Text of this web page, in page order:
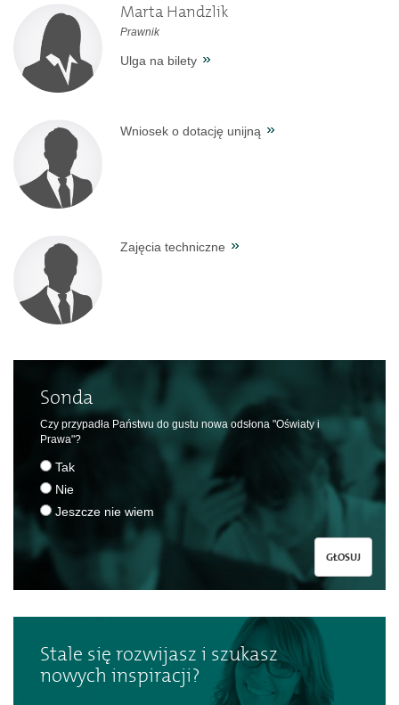
Marta Handzlik
Prawnik
Ulga na bilety
Wniosek o dotację unijną
Zajęcia techniczne
Sonda
Czy przypadła Państwu do gustu nowa odsłona "Oświaty i
Prawa"?
Tak
Nie
Jeszcze nie wiem
GŁOSUJ
Stale się rozwijasz i szukasz
nowych inspiracji?